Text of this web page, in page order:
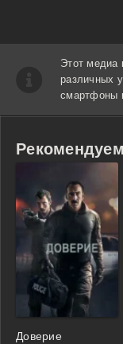
Этот медиа
различных
смартфоны
Доверие